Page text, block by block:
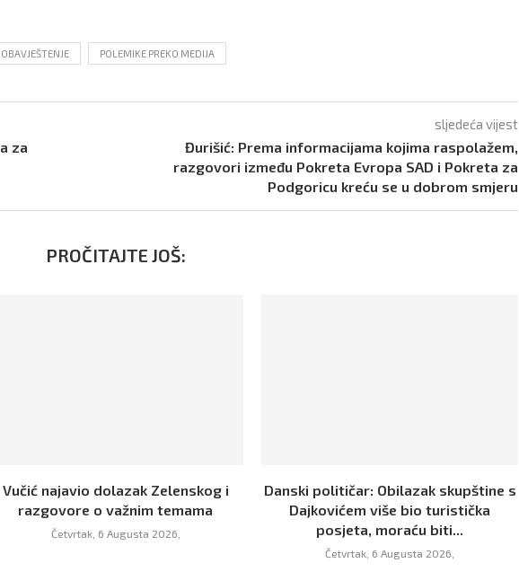
OBAVJEŠTENJE POLEMIKE PREKO MEDIJA
za
sljedeća vijest
Đurišić: Prema informacijama kojima raspolažem,
razgovori između Pokreta Evropa SAD i Pokreta za
Podgoricu kreću se u dobrom smjeru
PROČITAJTE JOŠ:
Vučić najavio dolazak Zelenskog i
razgovore o važnim temama
Četvrtak, 6 Augusta 2026,
Danski političar: Obilazak skupštine s
Dajkovićem više bio turistička
posjeta, moraću biti...
Četvrtak, 6 Augusta 2026,